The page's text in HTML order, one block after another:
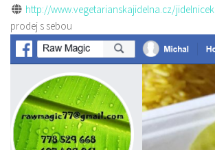
http://www.vegetarianskajidelna.cz/jidelnicek
prodej s sebou